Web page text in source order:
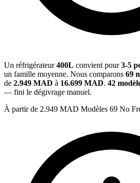
Un réfrigérateur400L convient pour3-5
un famille moyenne. Nous comparons 69
de 2.949 MAD à 16.699 MAD. 42
— fini le dégivrage manuel.
À partir de 2.949 MAD Modèles 69 No